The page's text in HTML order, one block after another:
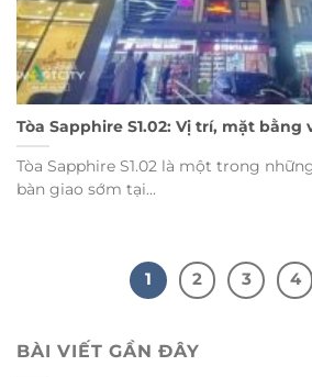
Tòa Sapphire S1.02: Vị trí, mặt
Tòa Sapphire S1.02 là một trong
bàn giao sớm tại...
1 2 3 4
BÀI VIẾT GẦN ĐÂY